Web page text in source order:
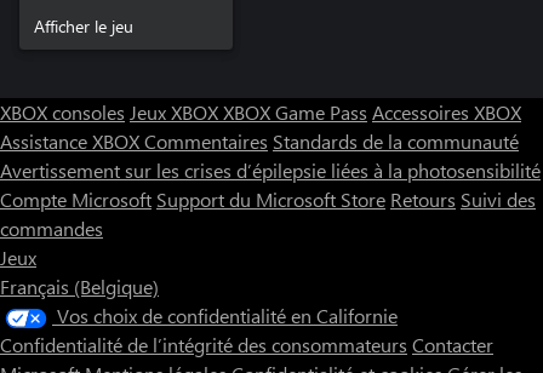
Afficher le jeu
XBOX consoles Jeux XBOXXBOX Game Pass Accessoires XBOX
Assistance XBOXCommentaires Standards de la communauté
Avertissement sur les crises d’épilepsie liées à la photosensibilité
Compte Microsoft Support du Microsoft Store Retours Suivi des
commandes
Jeux
Français (Belgique)
Vos choix de confidentialité en Californie
Confidentialité de l’intégrité des consommateurs Contacter